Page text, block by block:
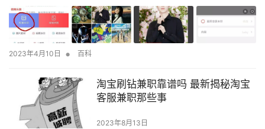
2023年4月10日 • 百科
淘宝刷钻兼职靠谱吗 最新揭秘淘宝
客服兼职那些事
2023年8月13日